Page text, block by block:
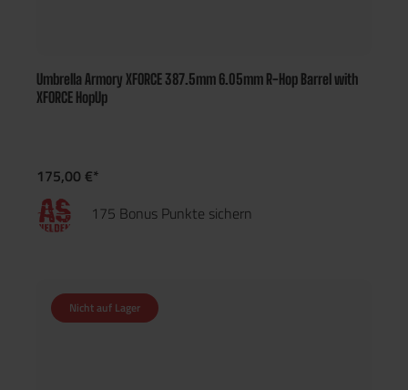
Umbrella Armory XFORCE 387.5mm 6.05mm R-Hop Barrel with
XFORCE HopUp
175,00 €*
175 Bonus Punkte sichern
Nicht auf Lager